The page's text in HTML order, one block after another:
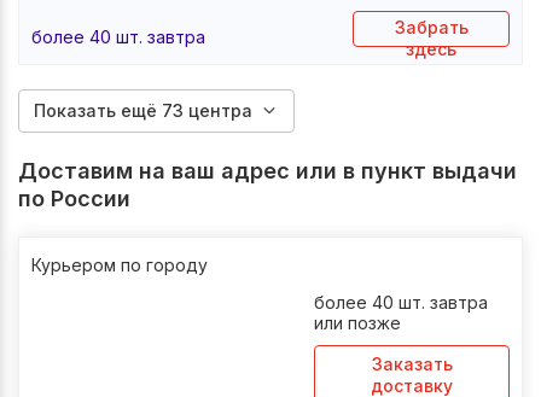
более 40 шт. завтра
Забрать
здесь
Показать ещё 73 центра
Доставим на ваш адрес или в пункт выдачи
по России
Курьером по городу
более 40 шт. завтра
или позже
Заказать
доставку